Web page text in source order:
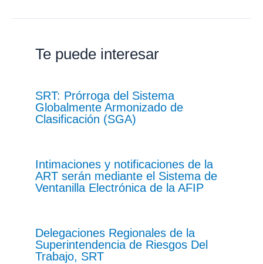
Te puede interesar
SRT: Prórroga del Sistema
Globalmente Armonizado de
Clasificación (SGA)
Intimaciones y notificaciones de la
ART serán mediante el Sistema de
Ventanilla Electrónica de la AFIP
Delegaciones Regionales de la
Superintendencia de Riesgos Del
Trabajo, SRT